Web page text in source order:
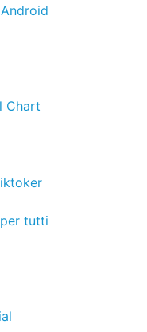
Chart
tutti